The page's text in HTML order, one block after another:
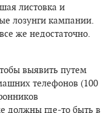
листовка и
лозунги кампании.
же недостаточно.
выявить путем
телефонов (100
должны где-то быть в